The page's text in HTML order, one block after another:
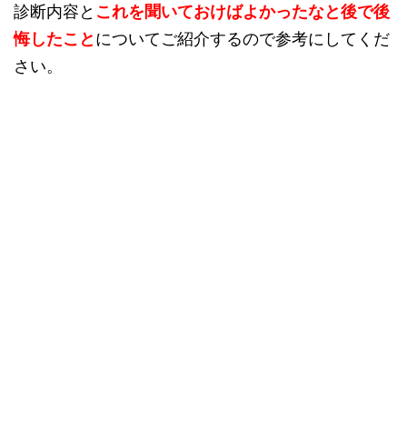
診断内容と これを聞いておけばよかったなと後で後
悔したこと についてご紹介するので参考にしてくだ
さい。